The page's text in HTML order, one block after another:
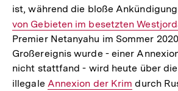
ist, während die bloße
von Gebieten im besetzten
Premier Netanyahu im Sommer
Großereignis wurde - einer
nicht stattfand - wird heute über
illegale Interner
Annexion der Krim durch